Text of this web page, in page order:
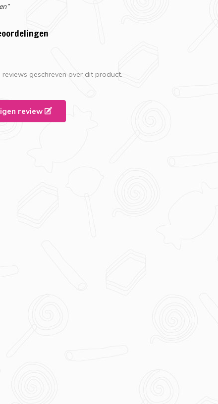
reviews geschreven over dit product.
review